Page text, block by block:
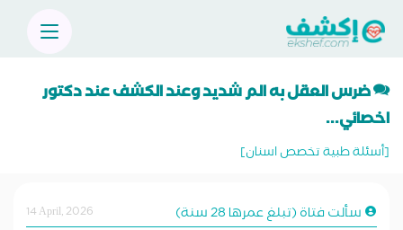
ضرس العقل به الم شديد وعند الكشف عند دكتور
اخصائي...
[أسئلة طبية تخصص اسنان]
سألت فتاة (تبلغ عمرها 28 سنة)
14 April, 2026